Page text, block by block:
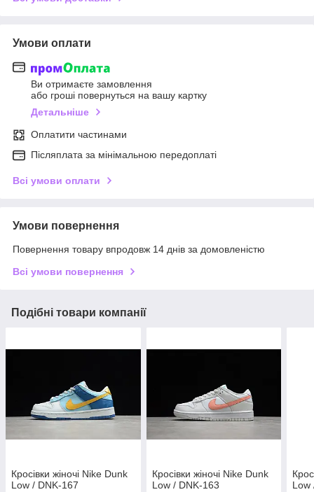
Умови оплати
Ви отримаєте замовлення
або гроші повернуться на вашу картку
Детальніше
Оплатити частинами
Післяплата за мінімальною передоплаті
Всі умови оплати
Умови повернення
Повернення товару впродовж 14 днів за домовленістю
Всі умови повернення
Подібні товари компанії
Кросівки жіночі Nike Dunk
Low / DNK-167
Кросівки жіночі Nike Dunk
Low / DNK-163
Low